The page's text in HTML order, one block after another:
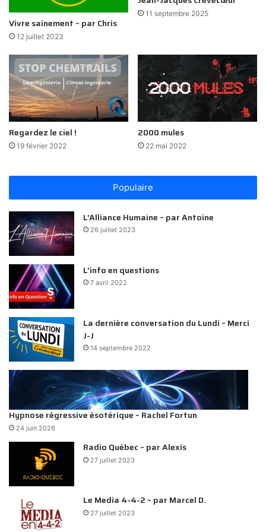
Vivre sainement – par Chris
12 juillet 2023
11 septembre 2025
Regardez le ciel !
19 février 2022
2000 mules
22 mai 2022
Populaire
L’Alliance Humaine – par Antoine
26 juillet 2023
L’info en questions
7 avril 2022
La dernière conversation du Lundi – Merci
J-J
14 septembre 2022
Hypnose régressive ésotérique – Rachel Fortun
24 juin 2026
Radio Québec – par Alexis
27 juillet 2023
Le Media 4-4-2 – par Marcel D.
27 juillet 2023